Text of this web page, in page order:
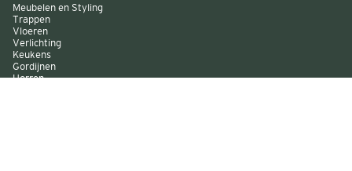
Meubelen en Styling
Trappen
Vloeren
Verlichting
Keukens
Gordijnen
Horren